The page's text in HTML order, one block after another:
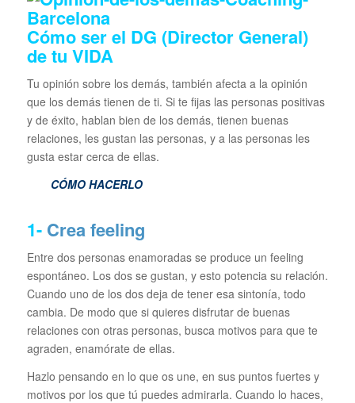
Cómo ser el DG (Director General)
de tu VIDA
Tu opinión sobre los demás, también afecta a la opinión
que los demás tienen de ti. Si te fijas las personas positivas
y de éxito, hablan bien de los demás, tienen buenas
relaciones, les gustan las personas, y a las personas les
gusta estar cerca de ellas.
CÓMO HACERLO
1-Crea feeling
Entre dos personas enamoradas se produce un feeling
espontáneo. Los dos se gustan, y esto potencia su relación.
Cuando uno de los dos deja de tener esa sintonía, todo
cambia. De modo que si quieres disfrutar de buenas
relaciones con otras personas, busca motivos para que te
agraden, enamórate de ellas.
Hazlo pensando en lo que os une, en sus puntos fuertes y
motivos por los que tú puedes admirarla. Cuando lo haces,